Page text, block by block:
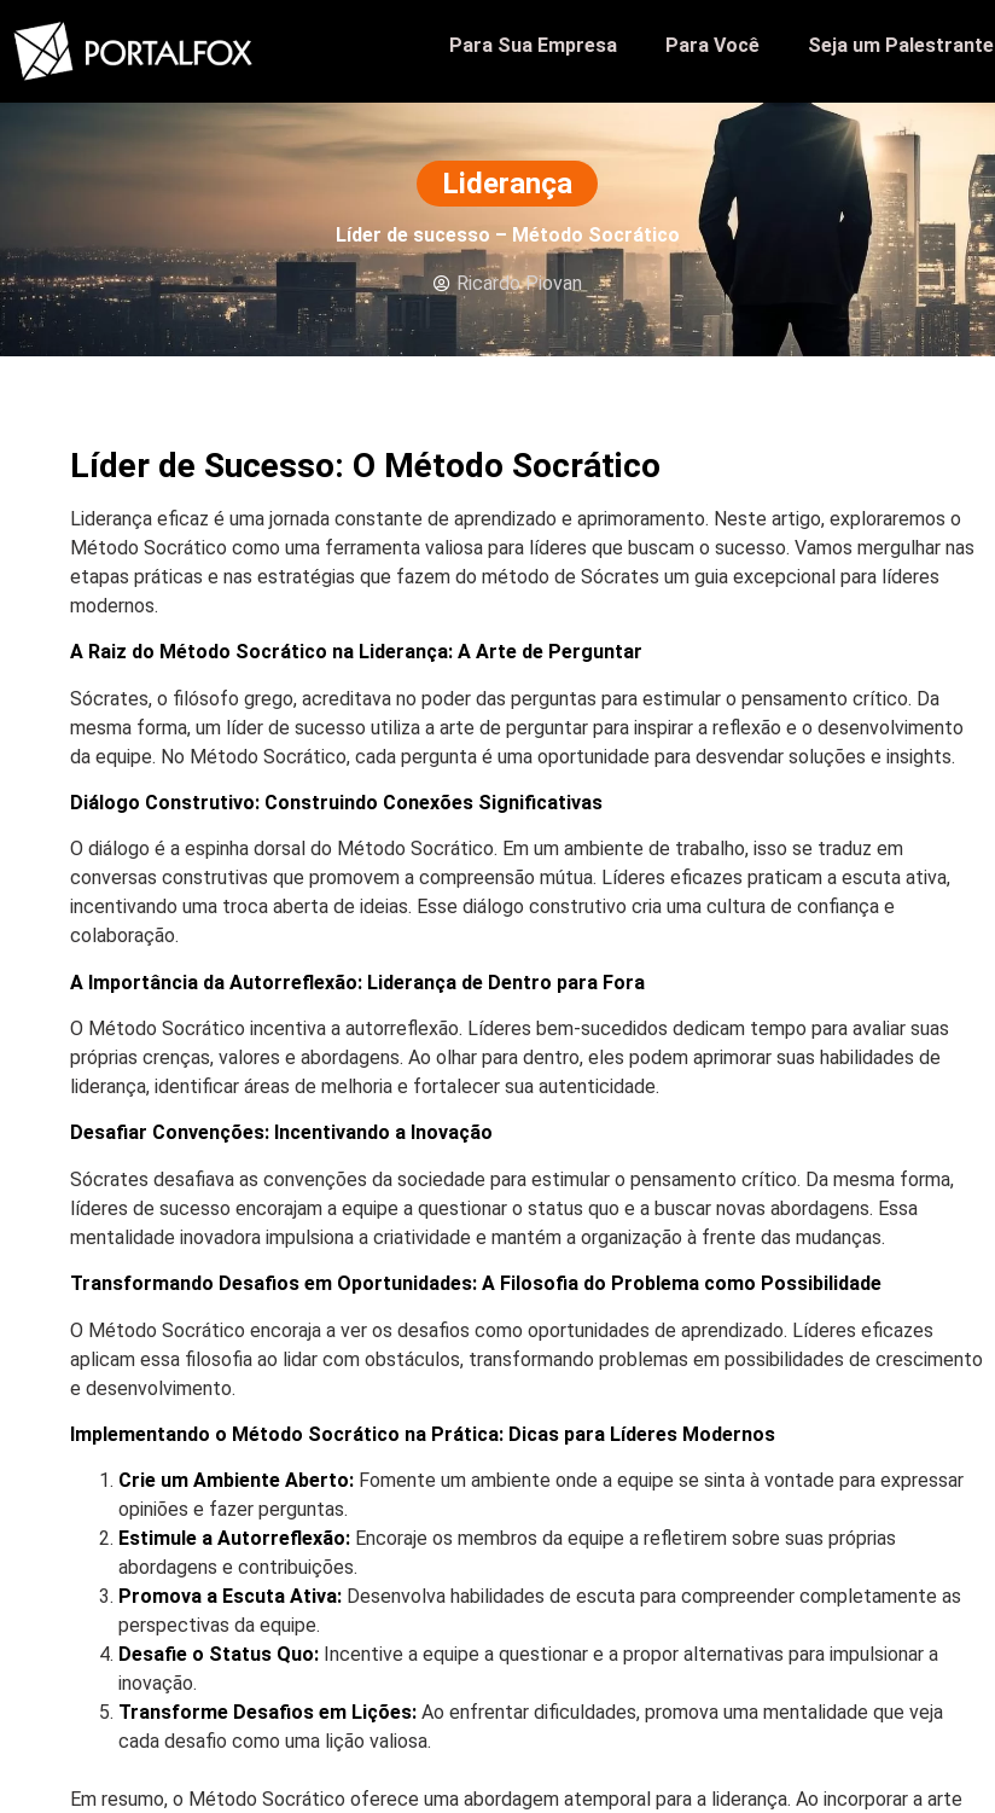
Para Sua Empresa Para Você Seja um Palestrante
Liderança
Líder de sucesso – Método Socrático
Ricardo Piovan
Líder de Sucesso: O Método Socrático
Liderança eficaz é uma jornada constante de aprendizado e aprimoramento. Neste artigo, exploraremos o
Método Socrático como uma ferramenta valiosa para líderes que buscam o sucesso. Vamos mergulhar nas
etapas práticas e nas estratégias que fazem do método de Sócrates um guia excepcional para líderes
modernos.
A Raiz do Método Socrático na Liderança: A Arte de Perguntar
Sócrates, o filósofo grego, acreditava no poder das perguntas para estimular o pensamento crítico. Da
mesma forma, um líder de sucesso utiliza a arte de perguntar para inspirar a reflexão e o desenvolvimento
da equipe. No Método Socrático, cada pergunta é uma oportunidade para desvendar soluções e insights.
Diálogo Construtivo: Construindo Conexões Significativas
O diálogo é a espinha dorsal do Método Socrático. Em um ambiente de trabalho, isso se traduz em
conversas construtivas que promovem a compreensão mútua. Líderes eficazes praticam a escuta ativa,
incentivando uma troca aberta de ideias. Esse diálogo construtivo cria uma cultura de confiança e
colaboração.
A Importância da Autorreflexão: Liderança de Dentro para Fora
O Método Socrático incentiva a autorreflexão. Líderes bem-sucedidos dedicam tempo para avaliar suas
próprias crenças, valores e abordagens. Ao olhar para dentro, eles podem aprimorar suas habilidades de
liderança, identificar áreas de melhoria e fortalecer sua autenticidade.
Desafiar Convenções: Incentivando a Inovação
Sócrates desafiava as convenções da sociedade para estimular o pensamento crítico. Da mesma forma,
líderes de sucesso encorajam a equipe a questionar o status quo e a buscar novas abordagens. Essa
mentalidade inovadora impulsiona a criatividade e mantém a organização à frente das mudanças.
Transformando Desafios em Oportunidades: A Filosofia do Problema como Possibilidade
O Método Socrático encoraja a ver os desafios como oportunidades de aprendizado. Líderes eficazes
aplicam essa filosofia ao lidar com obstáculos, transformando problemas em possibilidades de crescimento
e desenvolvimento.
Implementando o Método Socrático na Prática: Dicas para Líderes Modernos
Crie um Ambiente Aberto: Fomente um ambiente onde a equipe se sinta à vontade para expressar
opiniões e fazer perguntas.
Estimule a Autorreflexão: Encoraje os membros da equipe a refletirem sobre suas próprias
abordagens e contribuições.
Promova a Escuta Ativa: Desenvolva habilidades de escuta para compreender completamente as
perspectivas da equipe.
Desafie o Status Quo: Incentive a equipe a questionar e a propor alternativas para impulsionar a
inovação.
Transforme Desafios em Lições: Ao enfrentar dificuldades, promova uma mentalidade que veja
cada desafio como uma lição valiosa.
Em resumo, o Método Socrático oferece uma abordagem atemporal para a liderança. Ao incorporar a arte